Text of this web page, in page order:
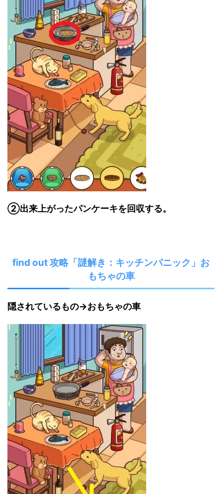
②出来上がったパンケーキを回収する。
find out 攻略「謎解き：キッチンパニック」お
もちゃの車
隠されているもの→おもちゃの車